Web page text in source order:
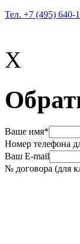
Тел. +7 (495) 640-
X
Ваше имя*
Номер телефона
Ваш E-mail
№ договора (для